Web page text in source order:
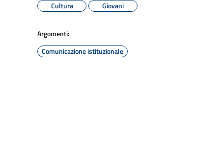
Cultura
Giovani
Argomenti:
Comunicazione istituzionale